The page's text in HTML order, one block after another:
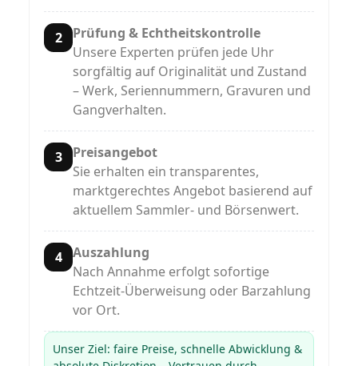
2
Prüfung & Echtheitskontrolle
Unsere Experten prüfen jede Uhr
sorgfältig auf Originalität und Zustand
– Werk, Seriennummern, Gravuren und
Gangverhalten.
3
Preisangebot
Sie erhalten ein transparentes,
marktgerechtes Angebot basierend auf
aktuellem Sammler‑ und Börsenwert.
4
Auszahlung
Nach Annahme erfolgt sofortige
Echtzeit‑Überweisung oder Barzahlung
vor Ort.
Unser Ziel: faire Preise, schnelle Abwicklung &